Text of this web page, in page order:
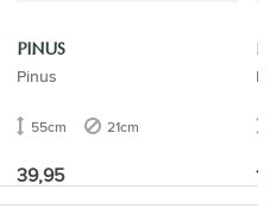
PINUS
Pinus
55cm 21cm
39,95